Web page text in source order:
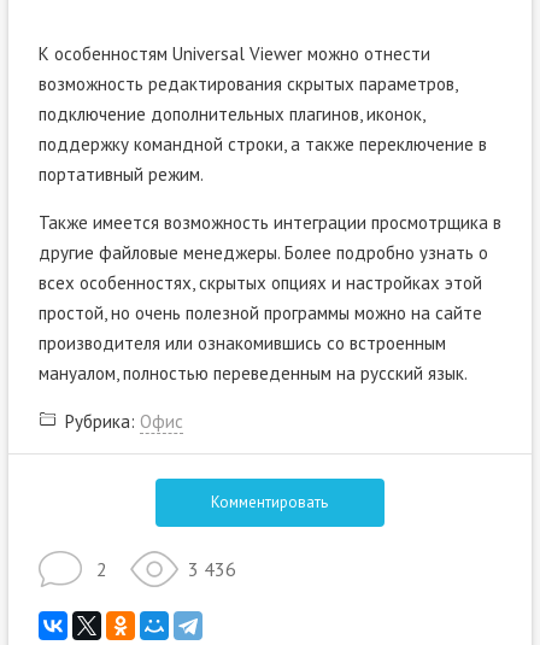
К особенностям Universal Viewer можно отнести
возможность редактирования скрытых параметров,
подключение дополнительных плагинов, иконок,
поддержку командной строки, а также переключение в
портативный режим.
Также имеется возможность интеграции просмотрщика в
другие файловые менеджеры. Более подробно узнать о
всех особенностях, скрытых опциях и настройках этой
простой, но очень полезной программы можно на сайте
производителя или ознакомившись со встроенным
мануалом, полностью переведенным на русский язык.
Рубрика: Офис
Комментировать
2 3 436